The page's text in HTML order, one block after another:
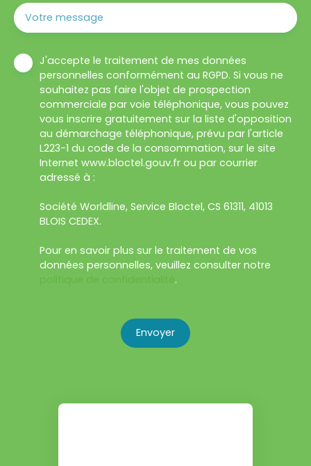
Votre message
J'accepte le traitement de mes données
personnelles conformément au RGPD. Si vous ne
souhaitez pas faire l'objet de prospection
commerciale par voie téléphonique, vous pouvez
vous inscrire gratuitement sur la liste d'opposition
au démarchage téléphonique, prévu par l'article
L223-1 du code de la consommation, sur le site
Internet www.bloctel.gouv.fr ou par courrier
adressé à :
Société Worldline, Service Bloctel, CS 61311, 41013
BLOIS CEDEX.
Pour en savoir plus sur le traitement de vos
données personnelles, veuillez consulter notre
.
Envoyer